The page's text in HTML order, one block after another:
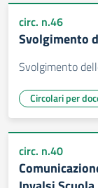
circ. n.46
Svolgimento
Svolgimento
Circolari per
circ. n.40